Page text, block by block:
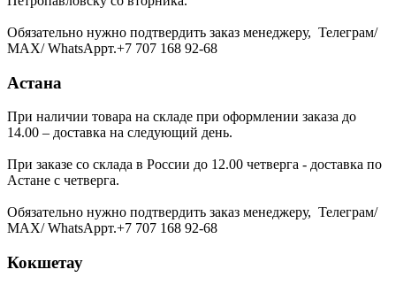
Обязательно нужно подтвердить заказ менеджеру, Телеграм/
МАХ/ WhatsAppт.+7 707 168 92-68
Астана
При наличии товара на складе при оформлении заказа до
14.00 – доставка на следующий день.
При заказе со склада в России до 12.00 четверга - доставка по
Астане с четверга.
Обязательно нужно подтвердить заказ менеджеру, Телеграм/
МАХ/ WhatsAppт.+7 707 168 92-68
Кокшетау